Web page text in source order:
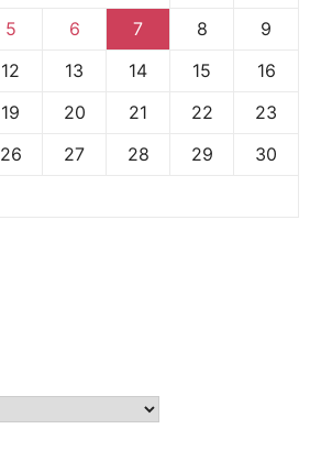
5 6 7 8
9
12 13 14 15
16
19 20 21 22
23
26 27 28 29
30